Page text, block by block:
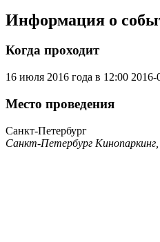
Информация о
Когда проходит
16 июля 2016 года в 12:00 2016-
Место проведения
Санкт-Петербург
Санкт-Петербург